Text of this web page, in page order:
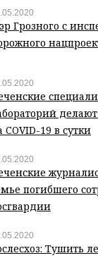
Грозного с
делают
COVID-19 в сутки
погибшего
Тушить